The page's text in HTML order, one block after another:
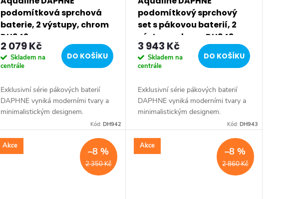
podomítková sprchová
baterie, 2 výstupy, chrom
DH942
2 079 Kč
Skladem na
centrále
DO KOŠÍKU
Exklusivní série pákových baterií
DAPHNE vyniká moderními tvary a
minimalistickým designem.
Typickým znakem série je elegantní
manipulaci....
Kód: DH942
podomítkový sprchový
set s pákovou baterií, 2
výstupy, chrom DH943
3 943 Kč
Skladem na
centrále
DO KOŠÍKU
Exklusivní série pákových baterií
DAPHNE vyniká moderními tvary a
minimalistickým designem.
Typickým znakem série je elegantní
manipulaci....
Kód: DH943
Akce
2 350 Kč
–8 % Akce
2 860 Kč
–8 %